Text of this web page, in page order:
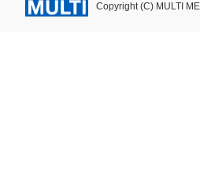
Copyright (C) MULTI